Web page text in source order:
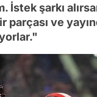
İstek şarkı
parçası ve